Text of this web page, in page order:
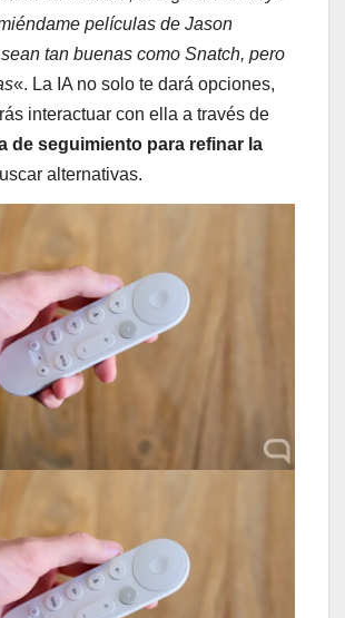
películas de Jason
tan buenas como Snatch, pero
«. La IA no solo te dará opciones,
interactuar con ella a través de
de seguimiento para refinar la
alternativas.